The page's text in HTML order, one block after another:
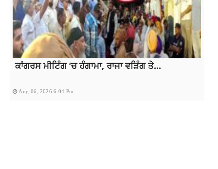
ਕਾਂਗਰਸ ਮੀਟਿੰਗ ‘ਚ ਹੰਗਾਮਾ, ਰਾਜਾ ਵੜਿੰਗ ਤੇ...
Aug 06, 2026 6:04 Pm